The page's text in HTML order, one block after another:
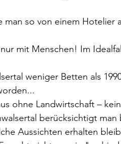
man so von einem Hotelier
mit Menschen! Im
weniger Betten als
ohne Landwirtschaft –
berücksichtigt
Aussichten erhalten